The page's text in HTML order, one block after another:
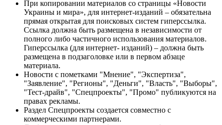
При копировании материалов со страницы «Новости
Украины и мира», для интернет-изданий – обязательна
прямая открытая для поисковых систем гиперссылка.
Ссылка должна быть размещена в независимости от
полного либо частичного использования материалов.
Гиперссылка (для интернет- изданий) – должна быть
размещена в подзаголовке или в первом абзаце
материала.
Новости с пометками "Мнение", "Экспертиза",
"Заявление", "Регионы", "Деньги", "Власть", "Выборы",
"Тест-драйв", "Спецпроекты", "Промо" публикуются на
правах рекламы.
Раздел Спецпроекты создается совместно с
коммерческими партнерами.